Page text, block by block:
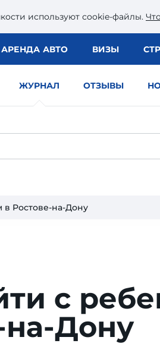
используют сookie-файлы.
АРЕНДА АВТО ВИЗЫ
ЖУРНАЛ ОТЗЫВЫ
в Ростове-на-Дону
с
на-Дону